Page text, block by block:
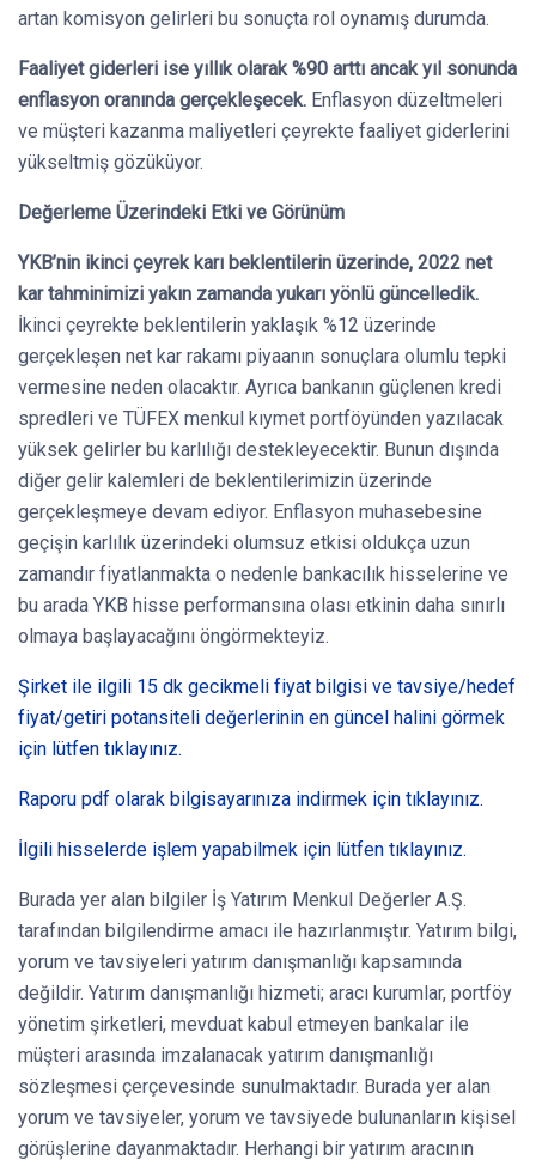
artan komisyon gelirleri bu sonuçta rol oynamış durumda.
Faaliyet giderleri ise yıllık olarak %90 arttı ancak yıl sonunda
enflasyon oranında gerçekleşecek. Enflasyon düzeltmeleri
ve müşteri kazanma maliyetleri çeyrekte faaliyet giderlerini
yükseltmiş gözüküyor.
Değerleme Üzerindeki Etki ve Görünüm
YKB’nin ikinci çeyrek karı beklentilerin üzerinde, 2022 net
kar tahminimizi yakın zamanda yukarı yönlü güncelledik.
İkinci çeyrekte beklentilerin yaklaşık %12 üzerinde
gerçekleşen net kar rakamı piyaanın sonuçlara olumlu tepki
vermesine neden olacaktır. Ayrıca bankanın güçlenen kredi
spredleri ve TÜFEX menkul kıymet portföyünden yazılacak
yüksek gelirler bu karlılığı destekleyecektir. Bunun dışında
diğer gelir kalemleri de beklentilerimizin üzerinde
gerçekleşmeye devam ediyor. Enflasyon muhasebesine
geçişin karlılık üzerindeki olumsuz etkisi oldukça uzun
zamandır fiyatlanmakta o nedenle bankacılık hisselerine ve
bu arada YKB hisse performansına olası etkinin daha sınırlı
olmaya başlayacağını öngörmekteyiz.
Şirket ile ilgili 15 dk gecikmeli fiyat bilgisi ve tavsiye/hedef
fiyat/getiri potansiteli değerlerinin en güncel halini görmek
için lütfen tıklayınız.
Raporu pdf olarak bilgisayarınıza indirmek için tıklayınız.
İlgili hisselerde işlem yapabilmek için lütfen tıklayınız.
Burada yer alan bilgiler İş Yatırım Menkul Değerler A.Ş.
tarafından bilgilendirme amacı ile hazırlanmıştır. Yatırım bilgi,
yorum ve tavsiyeleri yatırım danışmanlığı kapsamında
değildir. Yatırım danışmanlığı hizmeti; aracı kurumlar, portföy
yönetim şirketleri, mevduat kabul etmeyen bankalar ile
müşteri arasında imzalanacak yatırım danışmanlığı
sözleşmesi çerçevesinde sunulmaktadır. Burada yer alan
yorum ve tavsiyeler, yorum ve tavsiyede bulunanların kişisel
görüşlerine dayanmaktadır. Herhangi bir yatırım aracının